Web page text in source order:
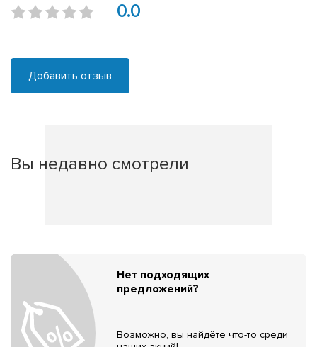
0.0
Добавить отзыв
Вы недавно смотрели
Нет подходящих
предложений?
Возможно, вы найдёте что-то среди